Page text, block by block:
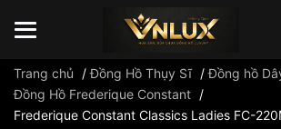
Đồng hồ casio đồng hồ G-Shock đồng hồ Orient
Trang chủ /Đồng Hồ Thụy Sĩ /Đồng hồ
Đồng Hồ Frederique Constant /
Frederique Constant Classics Ladies FC-